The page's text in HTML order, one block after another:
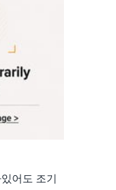
어도 조기